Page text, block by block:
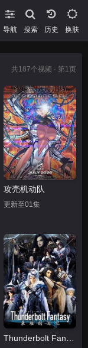
导航 搜索 换肤
共187个视频 · 第1页
攻壳机动队
更新至01集